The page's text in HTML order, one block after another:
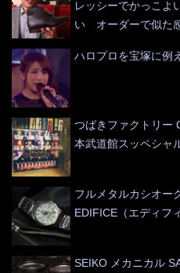
レッシーでかっこよ
い オーダーで似た
ハロプロを宝塚に例
つばきファクトリー
本武道館スッペシャ
フルメタルカシオー
EDIFICE（エディフ
SEIKO メカニカル